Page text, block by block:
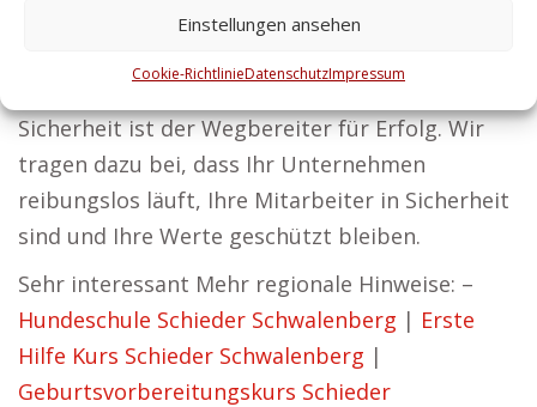
Einstellungen ansehen
Cookie-RichtlinieDatenschutzImpressum
auch Privatkunden profitieren von unseren
Unsere Überzeugung bei Zentralschutz:
Sicherheit ist der Wegbereiter für Erfolg. Wir
tragen dazu bei, dass Ihr Unternehmen
reibungslos läuft, Ihre Mitarbeiter in Sicherheit
sind und Ihre Werte geschützt bleiben.
Sehr interessant Mehr regionale Hinweise: –
Hundeschule Schieder Schwalenberg | Erste
Hilfe Kurs Schieder Schwalenberg |
Geburtsvorbereitungskurs Schieder